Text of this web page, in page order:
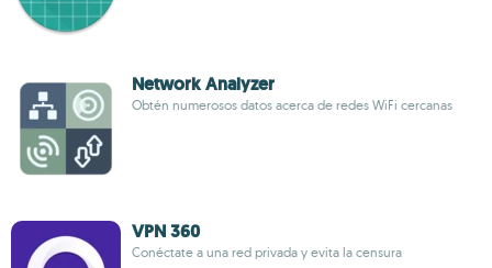
Network Analyzer
Obtén numerosos datos acerca de redes WiFi cercanas
VPN 360
Conéctate a una red privada y evita la censura